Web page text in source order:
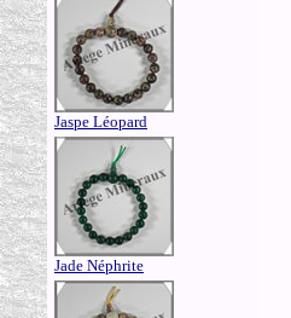
Jaspe Léopard
Jade Néphrite